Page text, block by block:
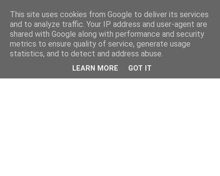
This site uses cookies from Google to deliver its services
and to analyze traffic. Your IP address and user-agent are
shared with Google along with performance and security
metrics to ensure quality of service, generate usage
statistics, and to detect and address abuse.
LEARN MORE GOT IT